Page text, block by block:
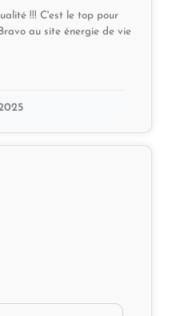
!!! C'est le top pour
au site énergie de vie